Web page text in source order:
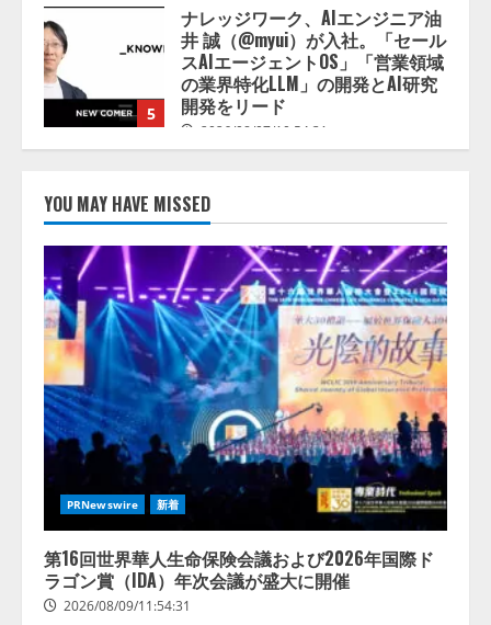
2026/08/07/13:53:50
5
ナレッジワーク、AIエンジニア油
井 誠（@myui）が入社。「セール
スAIエージェントOS」「営業領域
の業界特化LLM」の開発とAI研究
開発をリード
2026/08/07/10:54:31
AIがアドバイス「AIコーチ」をリ
リース
2026/08/09/01:53:44
2
【開催報告】次世代AIプラットフ
ォーム「TAIZA」および新サービ
スに関する記者発表会を開催
2026/08/07/17:53:45
lmessage、MCP接続機能を強化
し、AIから設定操作できる機能を
拡充
2026/08/07/13:53:50
【2026年企業のAI導入・活用に関
する調査】AIを組織として導入で
YOU MAY HAVE MISSED
PRNewswire 新着
第16回世界華人生命保険会議および2026年国際ド
ラゴン賞（IDA）年次会議が盛大に開催
2026/08/09/11:54:31